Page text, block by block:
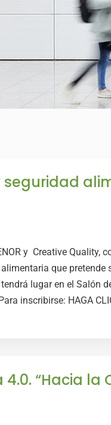
seguridad
y Creative Quality,
que
lugar en el Salón
inscribirse: HAGA
“Hacia la